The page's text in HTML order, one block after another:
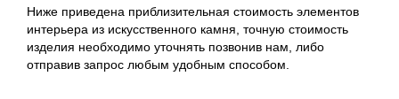
Ниже приведена приблизительная стоимость элементов
интерьера из искусственного камня, точную стоимость
изделия необходимо уточнять позвонив нам, либо
отправив запрос любым удобным способом.